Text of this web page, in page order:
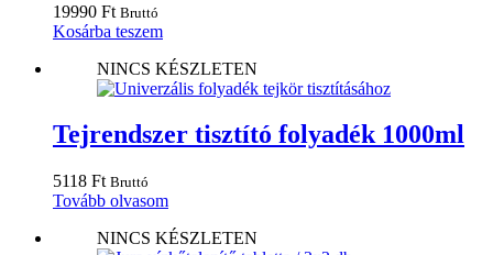
19990 Ft Bruttó
Kosárba teszem
NINCS KÉSZLETEN
Tejrendszer tisztító folyadék 1000ml
5118 Ft Bruttó
Tovább olvasom
NINCS KÉSZLETEN